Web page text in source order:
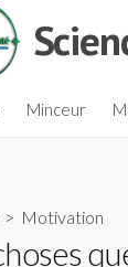
Minceur
> Motivation